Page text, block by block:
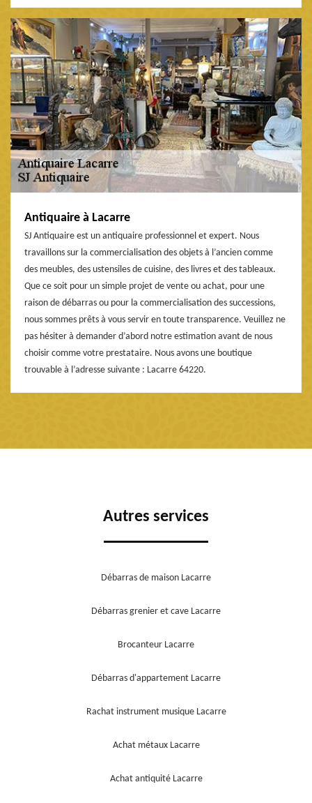
Antiquaire à Lacarre
SJ Antiquaire est un antiquaire professionnel et expert. Nous
travaillons sur la commercialisation des objets à l’ancien comme
des meubles, des ustensiles de cuisine, des livres et des tableaux.
Que ce soit pour un simple projet de vente ou achat, pour une
raison de débarras ou pour la commercialisation des successions,
nous sommes prêts à vous servir en toute transparence. Veuillez ne
pas hésiter à demander d’abord notre estimation avant de nous
choisir comme votre prestataire. Nous avons une boutique
trouvable à l’adresse suivante : Lacarre 64220.
Autres services
Débarras de maison Lacarre
Débarras grenier et cave Lacarre
Brocanteur Lacarre
Débarras d'appartement Lacarre
Rachat instrument musique Lacarre
Achat métaux Lacarre
Achat antiquité Lacarre